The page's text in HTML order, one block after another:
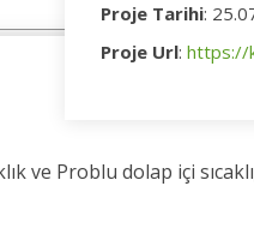
Proje Tarihi:
Proje Url: https://
ve Problu dolap içi